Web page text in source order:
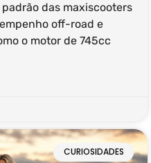
padrão das maxiscooters
off-road e
o motor de 745cc
CURIOSIDADES